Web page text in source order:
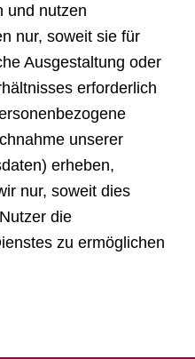
und nutzen
nur, soweit sie für
Ausgestaltung oder
erforderlich
unserer
erheben,
nur, soweit dies
die
zu ermöglichen